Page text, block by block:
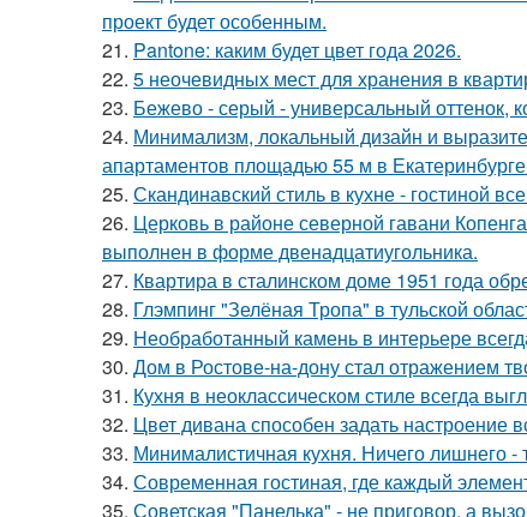
проект будет особенным.
21. Pantone: каким будет цвет года 2026.
22. 5 неочевидных мест для хранения в
23. Бежево - серый - универсальный оттенок,
24. Минимализм, локальный дизайн и
апартаментов площадью 55 м в
25. Скандинавский стиль в кухне - гостиной
26. Церковь в районе северной гавани
выполнен в форме двенадцатиугольника.
27. Квартира в сталинском доме 1951 года
28. Глэмпинг "Зелёная Тропа" в тульской
29. Необработанный камень в интерьере
30. Дом в Ростове-на-дону стал отражением
31. Кухня в неоклассическом стиле всегда
32. Цвет дивана способен задать настроение
33. Минималистичная кухня. Ничего лишнего -
34. Современная гостиная, где каждый
35. Советская "Панелька" - не приговор, а